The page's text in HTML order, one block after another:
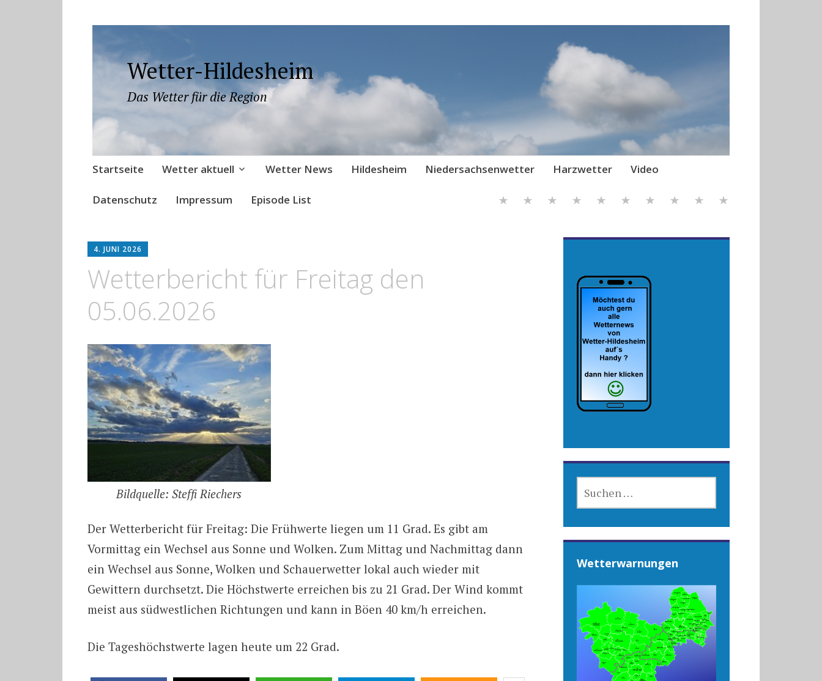
Wetter-Hildesheim
Das Wetter für die Region
Zum
springen
Startseite Wetter aktuell Wetter News Hildesheim Niedersachsenwetter Harzwetter Video
Datenschutz Impressum Episode List
4. JUNI 2026
Wetterbericht für Freitag den
05.06.2026
Bildquelle: Steffi Riechers
Der Wetterbericht für Freitag: Die Frühwerte liegen um 11 Grad. Es gibt am
Vormittag ein Wechsel aus Sonne und Wolken. Zum Mittag und Nachmittag dann
ein Wechsel aus Sonne, Wolken und Schauerwetter lokal auch wieder mit
Gewittern durchsetzt. Die Höchstwerte erreichen bis zu 21 Grad. Der Wind kommt
meist aus südwestlichen Richtungen und kann in Böen 40 km/h erreichen.
Die Tageshöchstwerte lagen heute um 22 Grad.
NACH:
Wetterwarnungen